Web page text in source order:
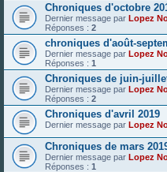
Chroniques d'octobre
Dernier message par Lopez
Réponses : 2
chroniques d'août-
Dernier message par Lopez
Réponses : 1
Chroniques de juin-
Dernier message par Lopez
Réponses : 2
Chroniques d'avril 2019
Dernier message par Lopez
Chroniques de mars
Dernier message par Lopez
Réponses : 1